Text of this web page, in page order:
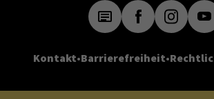
Kontakt Barrierefreiheit